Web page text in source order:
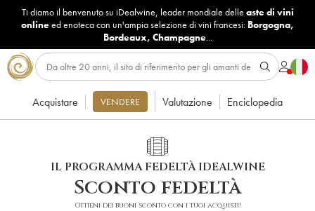
Ti diamo il benvenuto su iDealwine, leader mondiale delle aste di vini
onlineed enoteca con un'ampia selezione di vini francesi: Borgogna,
Bordeaux, Champagne...
Acquistare VENDERE Valutazione Enciclopedia
IL PROGRAMMA FEDELTÀ IDEALWINE
Sconto fedeltà
Ottieni dei buoni sconto con i tuoi acquisti!